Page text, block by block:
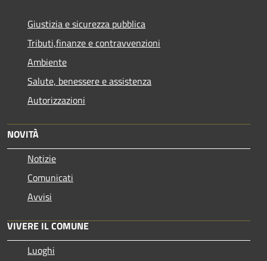
Giustizia e sicurezza pubblica
Tributi,finanze e contravvenzioni
Ambiente
Salute, benessere e assistenza
Autorizzazioni
NOVITÀ
Notizie
Comunicati
Avvisi
VIVERE IL COMUNE
Luoghi